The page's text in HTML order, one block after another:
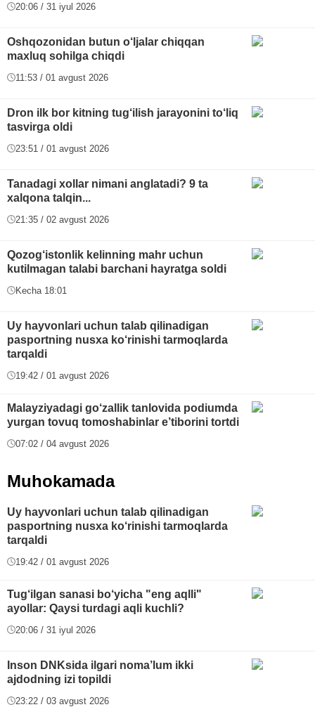
20:06 / 31 iyul 2026
Oshqozonidan butun o‘ljalar chiqqan
maxluq sohilga chiqdi
11:53 / 01 avgust 2026
Dron ilk bor kitning tug‘ilish jarayonini to‘liq
tasvirga oldi
23:51 / 01 avgust 2026
Tanadagi xollar nimani anglatadi? 9 ta
xalqona talqin...
21:35 / 02 avgust 2026
Qozog‘istonlik kelinning mahr uchun
kutilmagan talabi barchani hayratga soldi
Kecha 18:01
Uy hayvonlari uchun talab qilinadigan
pasportning nusxa ko‘rinishi tarmoqlarda
tarqaldi
19:42 / 01 avgust 2026
Malayziyadagi go‘zallik tanlovida podiumda
yurgan tovuq tomoshabinlar e’tiborini tortdi
07:02 / 04 avgust 2026
Muhokamada
Uy hayvonlari uchun talab qilinadigan
pasportning nusxa ko‘rinishi tarmoqlarda
tarqaldi
19:42 / 01 avgust 2026
Tug‘ilgan sanasi bo‘yicha "eng aqlli"
ayollar: Qaysi turdagi aqli kuchli?
20:06 / 31 iyul 2026
Inson DNKsida ilgari noma’lum ikki
ajdodning izi topildi
23:22 / 03 avgust 2026